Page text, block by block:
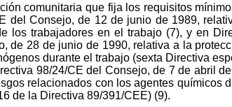
comunitaria que fija los requisitos
del Consejo, de 12 de junio de 1989,
los trabajadores en el trabajo (7), y en
de 28 de junio de 1990, relativa a la
durante el trabajo (sexta Directiva
98/24/CE del Consejo, de 7 de abril
relacionados con los agentes químicos
de la Directiva 89/391/CEE) (9).